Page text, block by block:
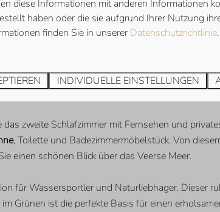
schönen Garten.
das erste Schlafzimmer mit 3 Betten und
Gästetoilette. Im Abstellraum finden Sie eine
und eine separate Mikrowelle.
das zweite Schlafzimmer mit Fernsehen und
, Toilette und Badezimmermöbelstück. Von
einen schönen Blick über das Veerse Meer.
für Wassersportler und Naturliebhager. Dieser
Grünen ist die perfekte Basis für einen
diese Informationen mit anderen Informationen
haben oder die sie aufgrund Ihrer Nutzung
finden Sie in unserer Datenschutzrichtlinie.
INDIVIDUELLE EINSTELLUNGEN